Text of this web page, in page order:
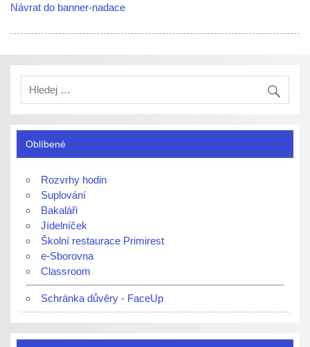
Návrat do banner-nadace
Oblíbené
Rozvrhy hodin
Suplování
Bakaláři
Jídelníček
Školní restaurace Primirest
e-Sborovna
Classroom
Schránka důvěry - FaceUp